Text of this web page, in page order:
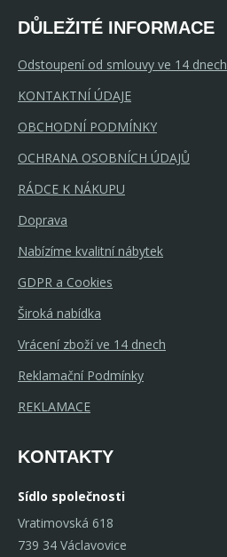
DŮLEŽITÉ INFORMACE
Odstoupení od smlouvy ve 14 dnech
KONTAKTNÍ ÚDAJE
OBCHODNÍ PODMÍNKY
OCHRANA OSOBNÍCH ÚDAJŮ
RÁDCE K NÁKUPU
Doprava
Nabízíme kvalitní nábytek
GDPR a Cookies
Široká nabídka
Vrácení zboží ve 14 dnech
Reklamační Podmínky
REKLAMACE
KONTAKTY
Sídlo společnosti
Vratimovská 618
739 34 Václavovice